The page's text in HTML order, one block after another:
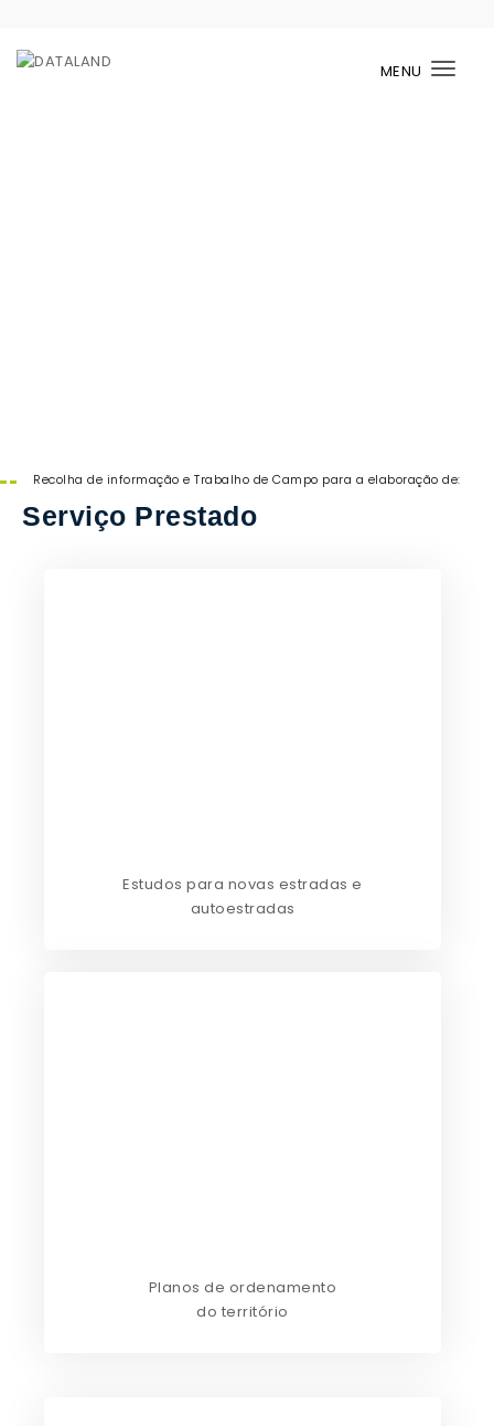
MENU
Recolha de informação e Trabalho de Campo para a elaboração de:
Serviço Prestado
Estudos para novas estradas e
autoestradas
Planos de ordenamento
do território